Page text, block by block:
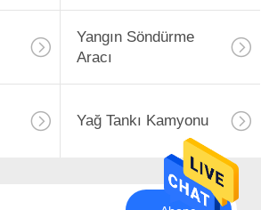
Yangın Söndürme
Aracı
Yağ Tankı Kamyonu